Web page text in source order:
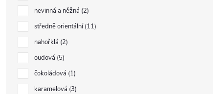
nevinná a něžná 2
středně orientální 11
nahořklá 2
oudová 5
čokoládová 1
karamelová 3